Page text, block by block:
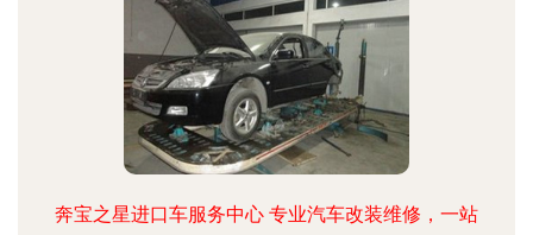
奔宝之星进口车服务中心 专业汽车改装维修，一站